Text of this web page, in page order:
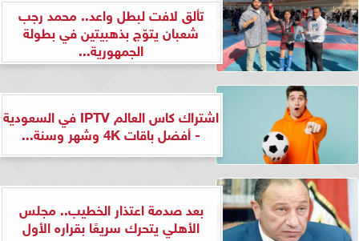
تألق لافت لبطل واعد.. محمد رجب
شعبان يتوّج بذهبيتين في بطولة
الجمهورية...
اشتراك كاس العالم IPTV في السعودية
- أفضل باقات 4K وشهر وسنة...
بعد صدمة اعتذار الخطيب.. مجلس
الأهلي يتحرك سريعًا بقراره الأول